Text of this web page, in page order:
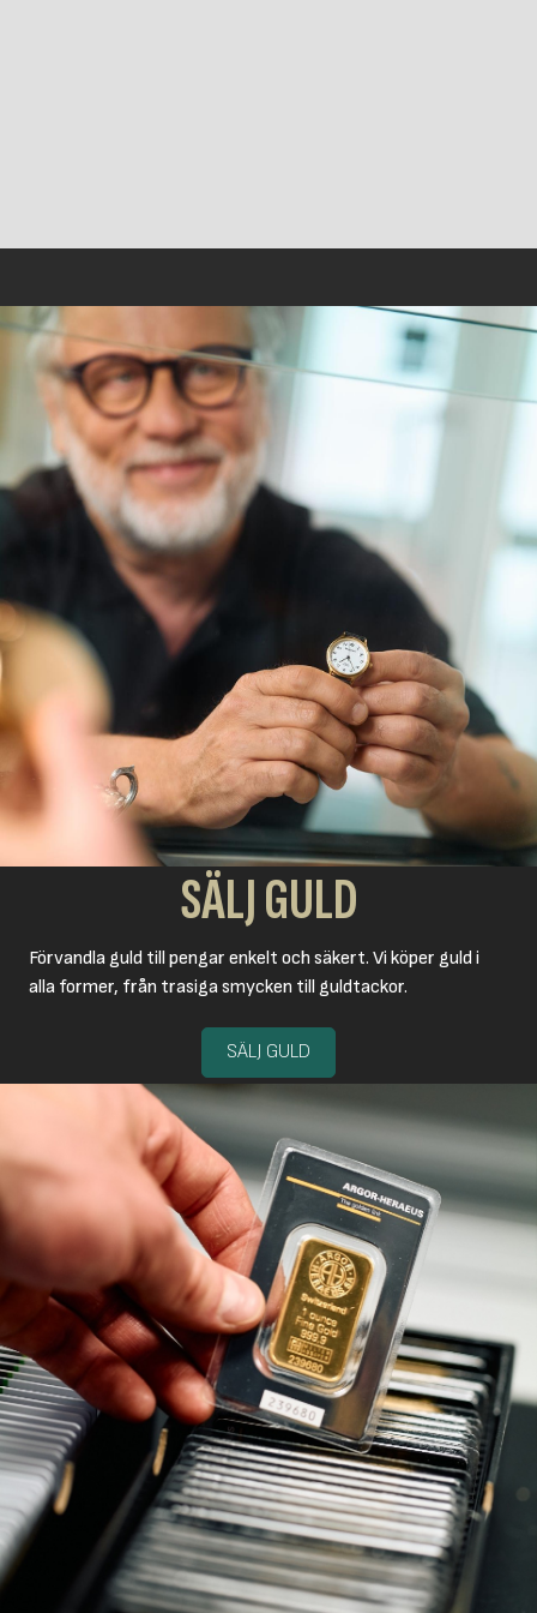
SÄLJ GULD
Förvandla guld till pengar enkelt och säkert. Vi köper guld i
alla former, från trasiga smycken till guldtackor.
SÄLJ GULD